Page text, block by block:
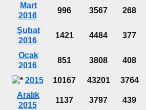
Mart
2016
996 3567 268
Şubat
2016
1421 4484 377
Ocak
2016
851 3808 408
2015 10167 43201 3764
Aralık
2015
1137 3797 439